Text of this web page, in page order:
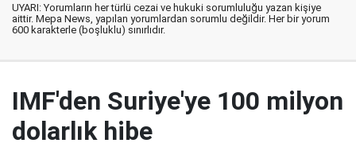
UYARI: Yorumların her türlü cezai ve hukuki sorumluluğu yazan kişiye
aittir. Mepa News, yapılan yorumlardan sorumlu değildir. Her bir yorum
600 karakterle (boşluklu) sınırlıdır.
IMF'den Suriye'ye 100 milyon
dolarlık hibe